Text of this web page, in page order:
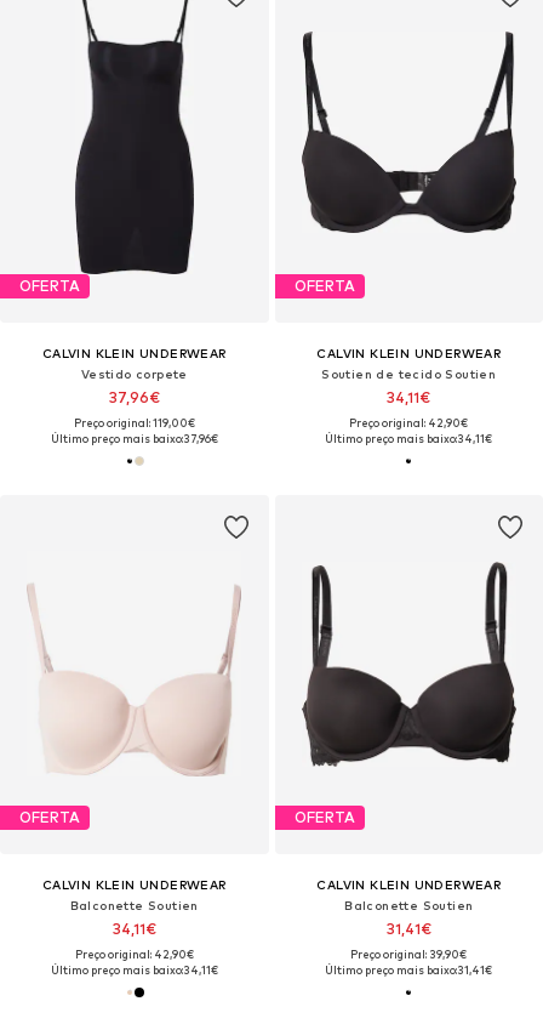
OFERTA
CALVIN KLEIN UNDERWEAR
Vestido corpete
37,96€
Preço original: 119,00€
Último preço mais baixo:37,96€
OFERTA
CALVIN KLEIN UNDERWEAR
Soutien de tecido Soutien
34,11€
Preço original: 42,90€
Último preço mais baixo:34,11€
OFERTA
CALVIN KLEIN UNDERWEAR
Balconette Soutien
34,11€
Preço original: 42,90€
Último preço mais baixo:34,11€
OFERTA
CALVIN KLEIN UNDERWEAR
Balconette Soutien
31,41€
Preço original: 39,90€
Último preço mais baixo:31,41€